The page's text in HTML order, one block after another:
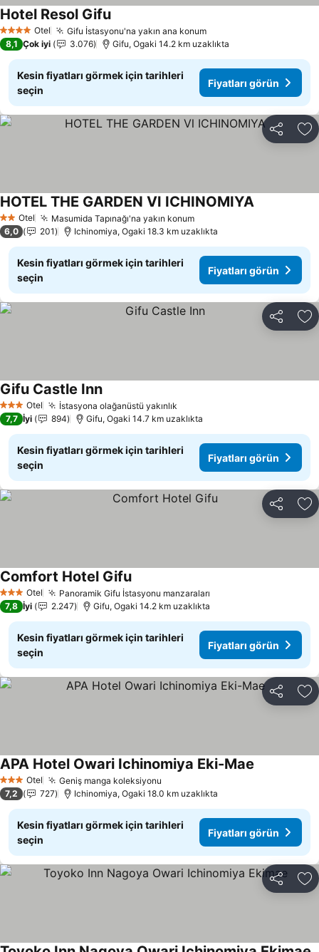
4 Yıldız Otel Gifu İstasyonu'na yakın ana konumFiyatları görün
Hotel Resol GifuFiyatları görün
8,1 Çok iyi 3.076 Gifu, Ogaki 14.2 km uzaklıkta
Kesin fiyatları görmek için tarihleri
seçin
Fiyatları görün
Paylaş
2 Yıldız
Otel Masumida Tapınağı'na yakın konumFiyatları görün
HOTEL THE GARDEN Ⅵ ICHINOMIYAFiyatları
6,0 201 Ichinomiya, Ogaki 18.3 km uzaklıkta
Kesin fiyatları görmek için tarihleri
seçin
Fiyatları görün
Paylaş
3 YıldızOtel İstasyona olağanüstü yakınlık
Gifu Castle InnFiyatları görün
7,7 İyi 894 Gifu, Ogaki 14.7 km uzaklıkta
Kesin fiyatları görmek için tarihleri
seçin
Fiyatları görün
Paylaş
3 YıldızOtel Panoramik Gifu İstasyonu manzaraları
Comfort Hotel GifuFiyatları görün
7,8 İyi 2.247 Gifu, Ogaki 14.2 km uzaklıkta
Kesin fiyatları görmek için tarihleri
seçin
Fiyatları görün
Paylaş
3 YıldızOtel Geniş manga koleksiyonu
APA Hotel Owari Ichinomiya Eki-Mae
7,2 727 Ichinomiya, Ogaki 18.0 km uzaklıkta
Kesin fiyatları görmek için tarihleri
seçin
Fiyatları görün
Paylaş